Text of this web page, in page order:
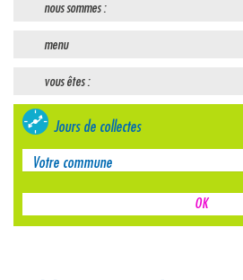
nous sommes :
menu
vous êtes :
Jours de collectes